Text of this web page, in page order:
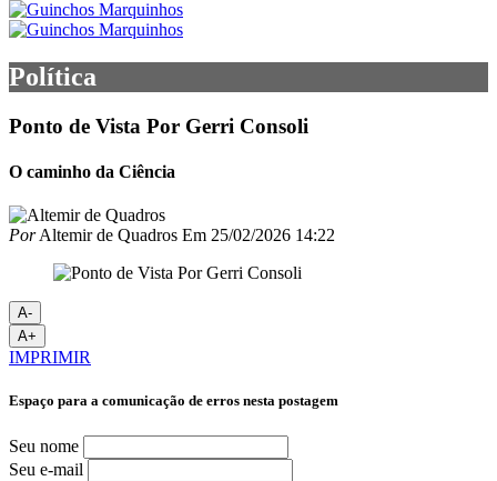
Política
Ponto de Vista Por Gerri Consoli
O caminho da Ciência
PorAltemir de Quadros Em 25/02/2026 14:22
A-
A+
IMPRIMIR
Espaço para a comunicação de erros nesta postagem
Seu nome
Seu e-mail